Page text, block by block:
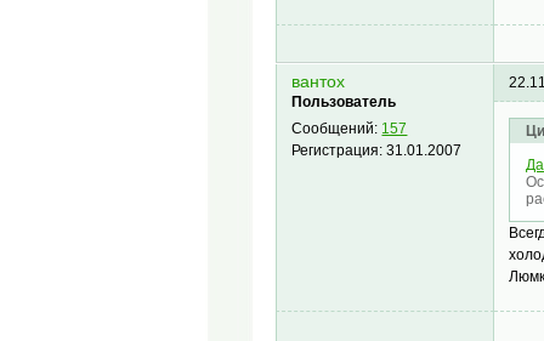
вантох
Пользователь
Сообщений: 157
Регистрация:31.01.2007